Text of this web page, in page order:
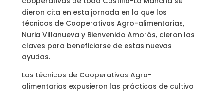
dieron cita en esta jornada en la que los
técnicos de Cooperativas Agro-alimentarias,
Nuria Villanueva y Bienvenido Amorós, dieron las
claves para beneficiarse de estas nuevas
ayudas.
Los técnicos de Cooperativas Agro-
alimentarias expusieron las prácticas de cultivo